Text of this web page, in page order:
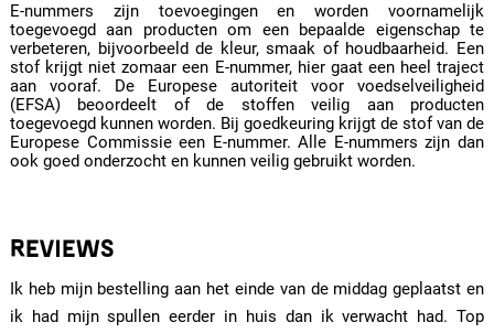
E-nummers zijn toevoegingen en worden voornamelijk
toegevoegd aan producten om een bepaalde eigenschap te
verbeteren, bijvoorbeeld de kleur, smaak of houdbaarheid. Een
stof krijgt niet zomaar een E-nummer, hier gaat een heel traject
aan vooraf. De Europese autoriteit voor voedselveiligheid
(EFSA) beoordeelt of de stoffen veilig aan producten
toegevoegd kunnen worden. Bij goedkeuring krijgt de stof van de
Europese Commissie een E-nummer. Alle E-nummers zijn dan
ook goed onderzocht en kunnen veilig gebruikt worden.
REVIEWS
Ik heb mijn bestelling aan het einde van de middag geplaatst en
ik had mijn spullen eerder in huis dan ik verwacht had. Top